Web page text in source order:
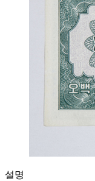
설명